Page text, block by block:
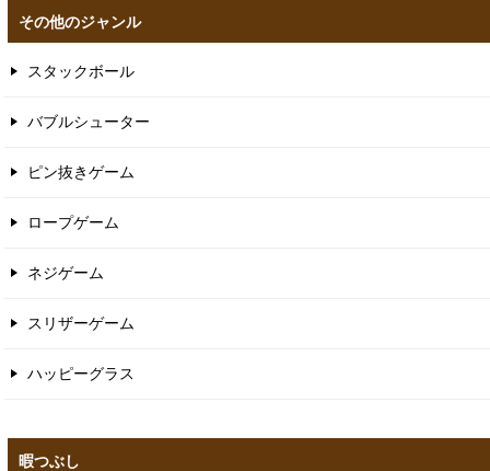
その他のジャンル
スタックボール
バブルシューター
ピン抜きゲーム
ロープゲーム
ネジゲーム
スリザーゲーム
ハッピーグラス
暇つぶし